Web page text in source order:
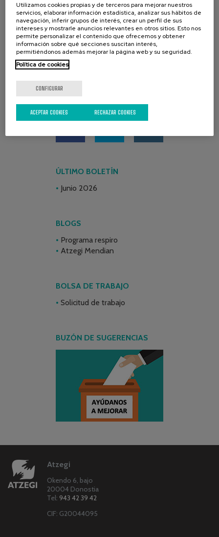
ÚLTIMO BOLETÍN
Junio 2026
BLOGS
Programa respiro
Atzegi Mendian
BOLSA DE TRABAJO
Solicitud de trabajo
BUZÓN DE SUGERENCIAS
Atzegi
Okendo 6, bajo
20004 Donostia
Tel: 943 42 39 42
CIF: G20044095
Utilizamos cookies propias y de terceros para mejorar nuestros
servicios, elaborar información estadística, analizar sus hábitos de
navegación, inferir grupos de interés, crear un perfil de sus
intereses y mostrarle anuncios relevantes en otros sitios. Esto nos
permite personalizar el contenido que ofrecemos y obtener
información sobre qué secciones suscitan interés,
permitiéndonos además mejorar la página web y su seguridad.
Política de cookies
CONFIGURAR
RECHAZAR COOKIES
ACEPTAR COOKIES